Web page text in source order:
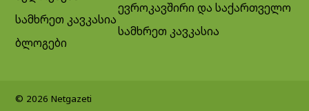
სამხრეთ კავკასია
ბლოგები
ევროკავშირი და საქართველო
სამხრეთ კავკასია
© 2026 Netgazeti